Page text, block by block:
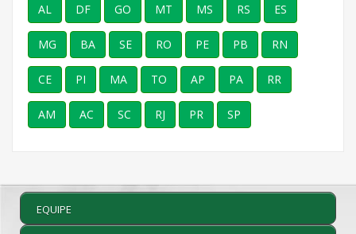
AL DF GO MT MS RS ES
MG BA SE RO PE PB RN
CE PI MA TO AP PA RR
AM AC SC RJ PR SP
EQUIPE